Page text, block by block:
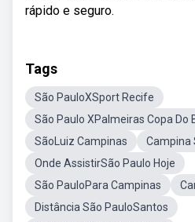
rápido e seguro.
Tags
São PauloXSport Recife
São Paulo XPalmeiras Copa Do
SãoLuiz Campinas
Campina
Onde AssistirSão Paulo Hoje
São PauloPara Campinas
Distância São PauloSantos